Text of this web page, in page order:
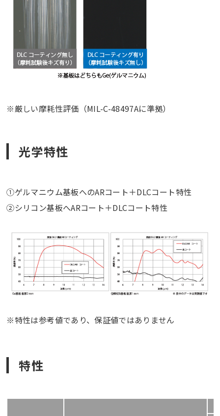
※厳しい摩耗性評価（MIL-C-48497Aに準拠）
光学特性
①ゲルマニウム基板へのARコート＋DLCコート特性
②シリコン基板へARコート＋DLCコート特性
※特性は参考値であり、保証値ではありません
特性